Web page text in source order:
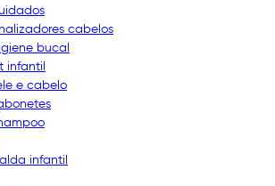
cabelos
bucal
infantil
e cabelo
infantil